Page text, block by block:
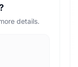
details.